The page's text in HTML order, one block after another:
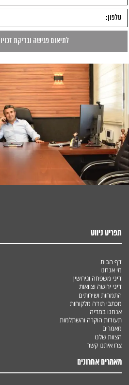
תפריט ניווט
דף הבית
מי אנחנו
דיני משפחה וגירושין
דיני ירושה וצוואות
התמחות ושירותים
מכתבי תודה מלקוחות
אנחנו במדיה
תעודות הוקרה והשתלמות
מאמרים
הצוות שלנו
צרו איתנו קשר
מאמרים אחרונים